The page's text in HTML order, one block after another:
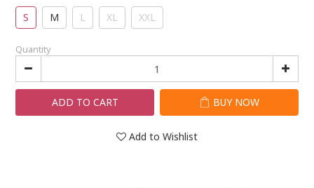
S M L XL XXL
Quantity
ADD TO CART BUY NOW
Add to Wishlist